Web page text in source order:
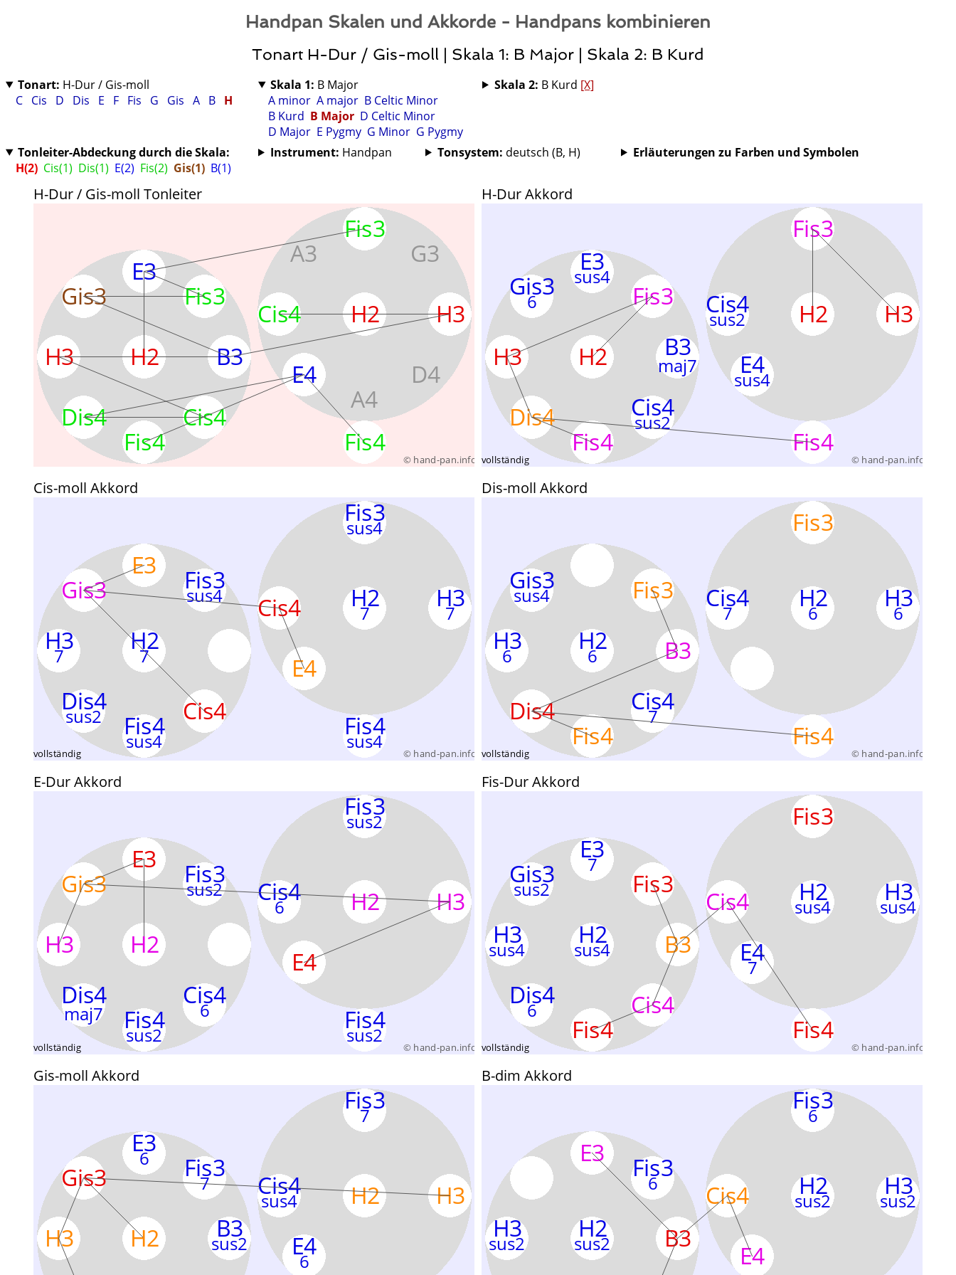
Handpan Skalen und Akkorde - Handpans kombinieren
Tonart H-Dur / Gis-moll | Skala 1: B Major | Skala 2: B Kurd
Tonart: H-Dur / Gis-moll
C Cis D Dis E F Fis G Gis A B H
Skala 1: B Major
A minor A major B Celtic Minor
B Kurd B Major D Celtic Minor
D Major E Pygmy G Minor G Pygmy
Skala 2: B Kurd [X]
Tonleiter-Abdeckung durch die Skala:
H(2) Cis(1) Dis(1) E(2) Fis(2) Gis(1) B(1)
Instrument: Handpan Tonsystem: deutsch (B, H) Erläuterungen zu Farben und Symbolen
H-Dur / Gis-moll Tonleiter H-Dur Akkord
Cis-moll Akkord Dis-moll Akkord
E-Dur Akkord Fis-Dur Akkord
Gis-moll Akkord B-dim Akkord